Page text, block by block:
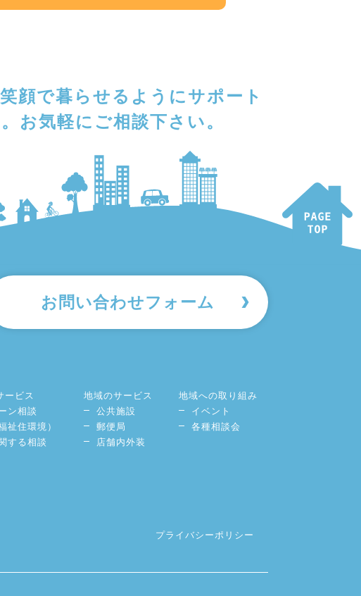
顔で暮らせるようにサポート
お気軽にご相談下さい。
お問い合わせフォーム
プライバシーポリシー
ービス
ン相談
祉住環境）
する相談
地域のサービス
公共施設
郵便局
店舗内外装
地域への取り組み
イベント
各種相談会